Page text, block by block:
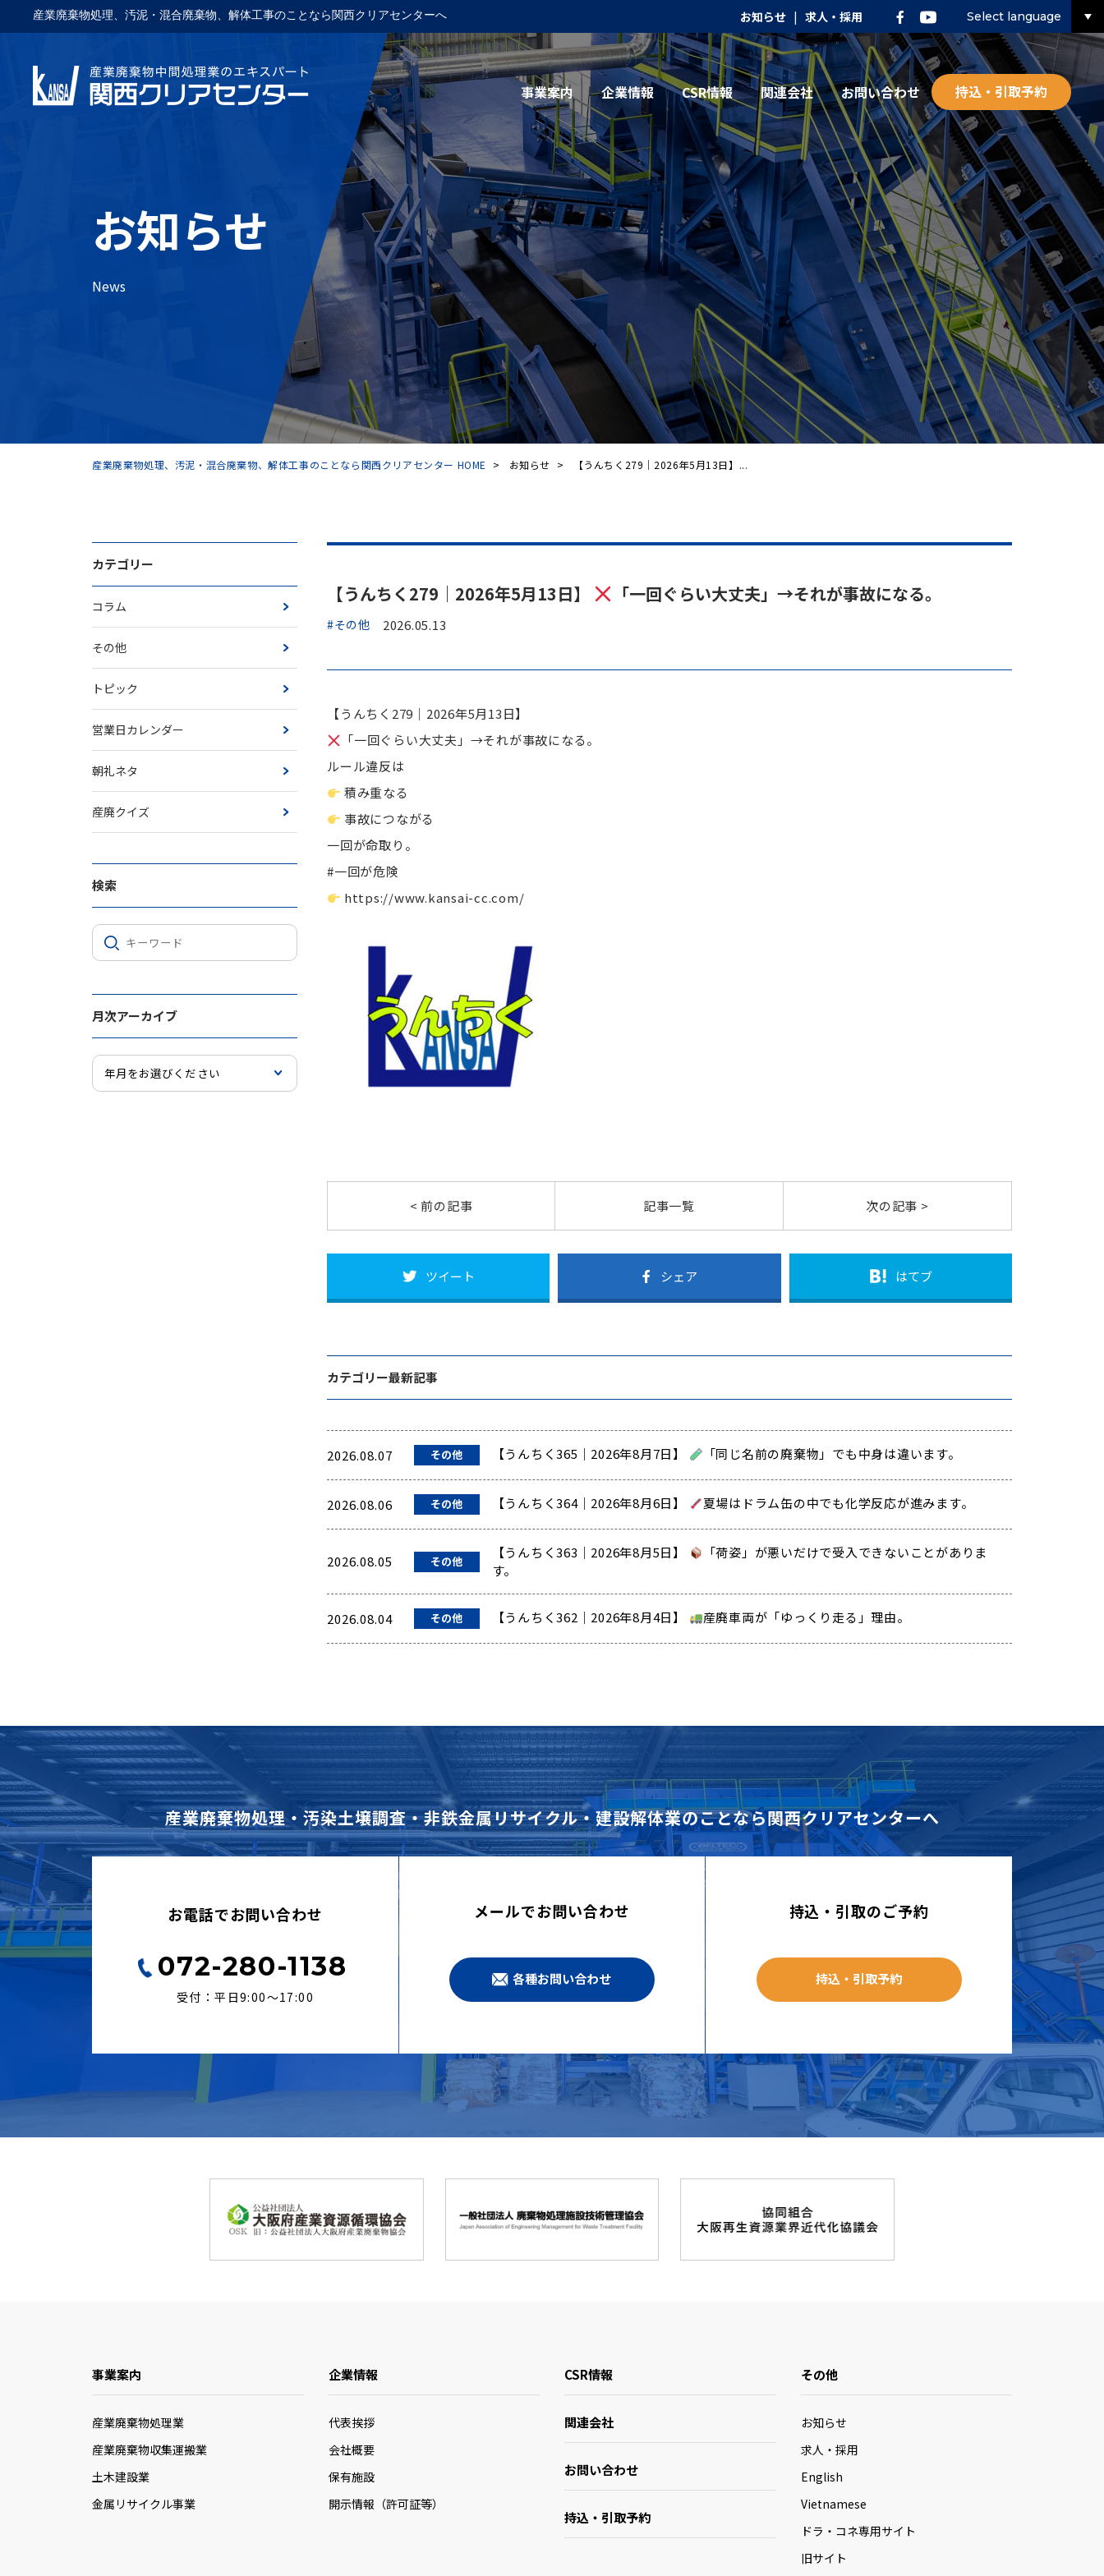
産業廃棄物処理、汚泥・混合廃棄物、解体工事のことなら関西クリアセンターへ お知らせ | 求人・採用 Select language
事業案内 企業情報 CSR情報 関連会社 お問い合わせ 持込・引取予約
お知らせ
News
産業廃棄物処理、汚泥・混合廃棄物、解体工事のことなら関西クリアセンター HOME > お知らせ > 【うんちく279｜2026年5月13日】...
カテゴリー
コラム
その他
トピック
営業日カレンダー
朝礼ネタ
産廃クイズ
検索
月次アーカイブ
【うんちく279｜2026年5月13日】 「一回ぐらい大丈夫」→それが事故になる。
#その他 2026.05.13
【うんちく279｜2026年5月13日】
「一回ぐらい大丈夫」→それが事故になる。
ルール違反は
積み重なる
事故につながる
一回が命取り。
#一回が危険
https://www.kansai-cc.com/
< 前の記事 記事一覧 次の記事 >
ツイート シェア はてブ
カテゴリー最新記事
2026.08.07 その他 【うんちく365｜2026年8月7日】 「同じ名前の廃棄物」でも中身は違います。
2026.08.06 その他 【うんちく364｜2026年8月6日】 夏場はドラム缶の中でも化学反応が進みます。
2026.08.05 その他 【うんちく363｜2026年8月5日】
「荷姿」が悪いだけで受入できないことがありま
す。
2026.08.04 その他 【うんちく362｜2026年8月4日】 産廃車両が「ゆっくり走る」理由。
産業廃棄物処理・汚染土壌調査・非鉄金属リサイクル・建設解体業のことなら関西クリアセンターへ
お電話でお問い合わせ
072-280-1138
受付：平日9:00〜17:00
メールでお問い合わせ
各種お問い合わせ
持込・引取のご予約
持込・引取予約
事業案内
産業廃棄物処理業
産業廃棄物収集運搬業
土木建設業
金属リサイクル事業
企業情報
代表挨拶
会社概要
保有施設
開示情報（許可証等）
CSR情報
関連会社
お問い合わせ
持込・引取予約
その他
お知らせ
求人・採用
English
Vietnamese
ドラ・コネ専用サイト
旧サイト